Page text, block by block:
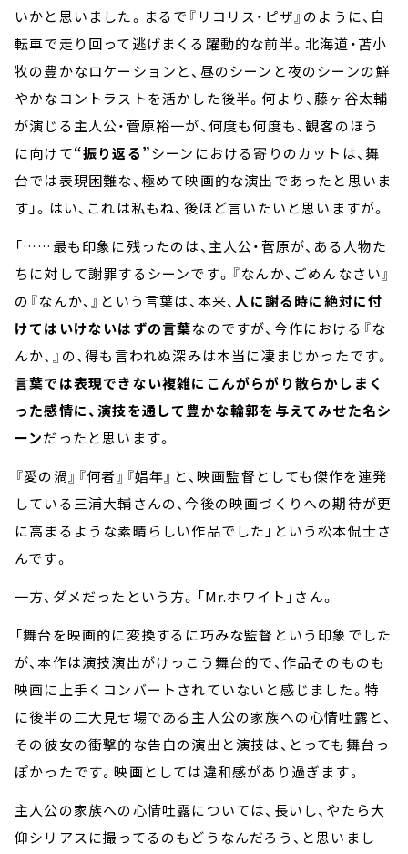
いかと思いました。まるで『リコリス・ピザ』のように、自
転車で走り回って逃げまくる躍動的な前半。北海道・苫小
牧の豊かなロケーションと、昼のシーンと夜のシーンの鮮
やかなコントラストを活かした後半。何より、藤ヶ谷太輔
が演じる主人公・菅原裕一が、何度も何度も、観客のほう
に向けて“振り返る”シーンにおける寄りのカットは、舞
台では表現困難な、極めて映画的な演出であったと思いま
す」。はい、これは私もね、後ほど言いたいと思いますが。
「……最も印象に残ったのは、主人公・菅原が、ある人物た
ちに対して謝罪するシーンです。『なんか、ごめんなさい』
の『なんか、』という言葉は、本来、人に謝る時に絶対に付
けてはいけないはずの言葉なのですが、今作における『な
んか、』の、得も言われぬ深みは本当に凄まじかったです。
言葉では表現できない複雑にこんがらがり散らかしまく
った感情に、演技を通して豊かな輪郭を与えてみせた名シ
ーンだったと思います。
『愛の渦』『何者』『娼年』と、映画監督としても傑作を連発
している三浦大輔さんの、今後の映画づくりへの期待が更
に高まるような素晴らしい作品でした」という松本侃士さ
んです。
一方、ダメだったという方。「Mr.ホワイト」さん。
「舞台を映画的に変換するに巧みな監督という印象でした
が、本作は演技演出がけっこう舞台的で、作品そのものも
映画に上手くコンバートされていないと感じました。特
に後半の二大見せ場である主人公の家族への心情吐露と、
その彼女の衝撃的な告白の演出と演技は、とっても舞台っ
ぽかったです。映画としては違和感があり過ぎます。
主人公の家族への心情吐露については、長いし、やたら大
仰シリアスに撮ってるのもどうなんだろう、と思いまし